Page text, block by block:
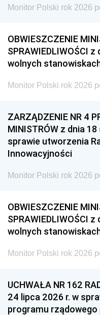
Monitor Polski rok 2026
OBWIESZCZENIE
SPRAWIEDLIWOŚCI
wolnych
Monitor Polski rok 2026
ZARZĄDZENIE NR 4
MINISTRÓW z dnia
sprawie utworzenia
Innowacyjności
Monitor Polski rok 2026
OBWIESZCZENIE
SPRAWIEDLIWOŚCI
wolnych
Monitor Polski rok 2026
UCHWAŁA NR 162
24 lipca 2026 r. w
programu rządowego